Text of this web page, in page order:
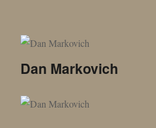
Dan Markovich